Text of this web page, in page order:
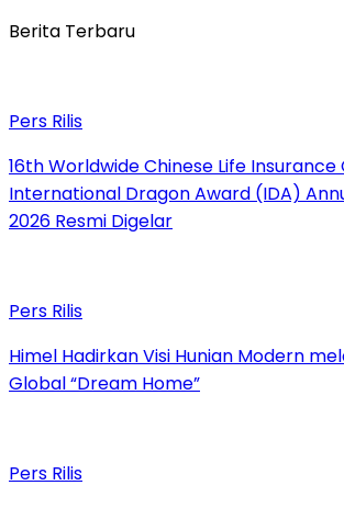
Berita Terbaru
Pers Rilis
16th Worldwide Chinese Life Insurance
International Dragon Award (IDA)
2026 Resmi Digelar
Pers Rilis
Himel Hadirkan Visi Hunian Modern
Global “Dream Home”
Pers Rilis